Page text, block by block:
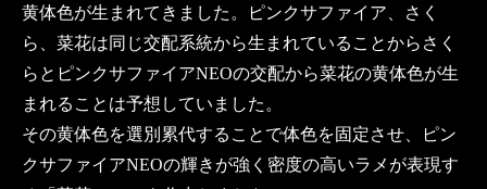
黄体色が生まれてきました。ピンクサファイア、さく
ら、菜花は同じ交配系統から生まれていることからさく
らとピンクサファイアNEOの交配から菜花の黄体色が生
まれることは予想していました。
その黄体色を選別累代することで体色を固定させ、ピン
クサファイアNEOの輝きが強く密度の高いラメが表現す